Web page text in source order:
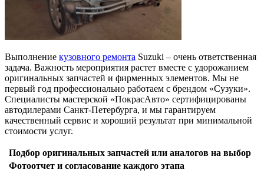
Выполнение кузовного ремонта Suzuki – очень ответственная
задача. Важность мероприятия растет вместе с удорожанием
оригинальных запчастей и фирменных элементов. Мы не
первый год профессионально работаем с брендом «Сузуки».
Специалисты мастерской «ПокрасАвто» сертифицированы
автодилерами Санкт-Петербурга, и мы гарантируем
качественный сервис и хороший результат при минимальной
стоимости услуг.
Подбор оригинальных запчастей или аналогов на выбор
Фотоотчет и согласование каждого этапа